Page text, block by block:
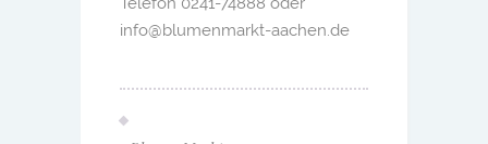
info@blumenmarkt-aachen.de